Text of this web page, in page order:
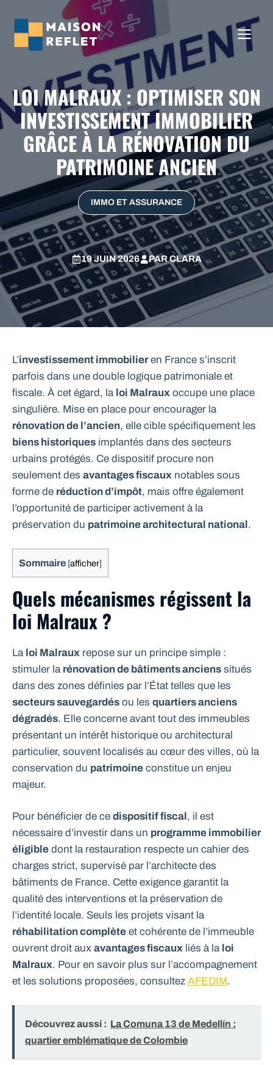
contenu
LOI MALRAUX : OPTIMISER SON
INVESTISSEMENT IMMOBILIER
GRÂCE À LA RÉNOVATION DU
PATRIMOINE ANCIEN
IMMO ET ASSURANCE
19 JUIN 2026 PARCLARA
L’investissement immobilieren France s’inscrit
parfois dans une double logique patrimoniale et
fiscale. À cet égard, la loi Malraux occupe une place
singulière. Mise en place pour encourager la
rénovation de l’ancien, elle cible spécifiquement les
biens historiques implantés dans des secteurs
urbains protégés. Ce dispositif procure non
seulement des avantages fiscaux notables sous
forme de réduction d’impôt, mais offre également
l’opportunité de participer activement à la
préservation du patrimoine architectural national.
Sommaire [afficher]
Quels mécanismes régissent la
loi Malraux ?
La loi Malraux repose sur un principe simple :
stimuler la rénovation de bâtiments anciens situés
dans des zones définies par l’État telles que les
secteurs sauvegardés ou les quartiers anciens
dégradés. Elle concerne avant tout des immeubles
présentant un intérêt historique ou architectural
particulier, souvent localisés au cœur des villes, où la
conservation du patrimoine constitue un enjeu
majeur.
Pour bénéficier de ce dispositif fiscal, il est
nécessaire d’investir dans un programme immobilier
éligible dont la restauration respecte un cahier des
charges strict, supervisé par l’architecte des
bâtiments de France. Cette exigence garantit la
qualité des interventions et la préservation de
l’identité locale. Seuls les projets visant la
réhabilitation complète et cohérente de l’immeuble
ouvrent droit aux avantages fiscaux liés à la loi
Malraux. Pour en savoir plus sur l’accompagnement
et les solutions proposées, consultez AFEDIM.
Découvrez aussi : La Comuna 13 de Medellín :
quartier emblématique de Colombie